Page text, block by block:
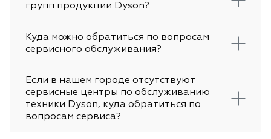
групп продукции Dyson?
Куда можно обратиться по вопросам
сервисного обслуживания?
Если в нашем городе отсутствуют
сервисные центры по обслуживанию
техники Dyson, куда обратиться по
вопросам сервиса?